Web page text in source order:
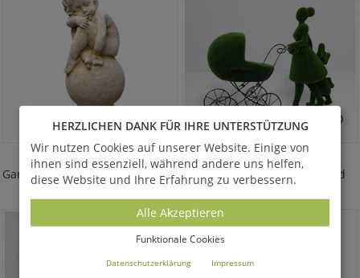
SARIEL
Gartenfigur - Putte auf Kugel hockend
337,00 €*
FINNJA
Gartenfigur Mutter mit Kind
15.120,00 €*
HERZLICHEN DANK FÜR IHRE UNTERSTÜTZUNG
Wir nutzen Cookies auf unserer Website. Einige von
ihnen sind essenziell, während andere uns helfen,
diese Website und Ihre Erfahrung zu verbessern.
Alle Akzeptieren
Funktionale Cookies
Datenschutzerklärung Impressum